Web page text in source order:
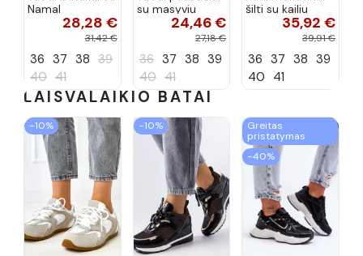
Namal
dekoracija28,28 €
31,42 €
36 37 38 39
40 41
su masyviu
padu Teska24,46 €
27,18 €
36 37 38 39
40 41
šilti su kailiu
35,92 €
39,91 €
36 37 38 39
40 41
LAISVALAIKIO BATAI
−10% −10%
Greitas
pristatymas
−40%